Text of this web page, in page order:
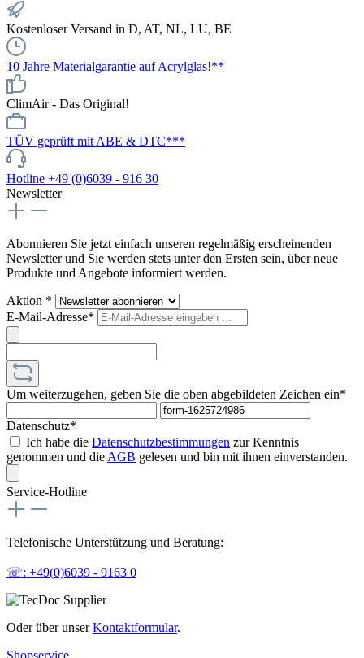
Kostenloser Versand in D, AT, NL, LU, BE
10 Jahre Materialgarantie auf Acrylglas!**
ClimAir - Das Original!
TÜV geprüft mit ABE & DTC***
Hotline +49 (0)6039 - 916 30
Newsletter
Abonnieren Sie jetzt einfach unseren regelmäßig erscheinenden
Newsletter und Sie werden stets unter den Ersten sein, über neue
Produkte und Angebote informiert werden.
Aktion *
E-Mail-Adresse*
Um weiterzugehen, geben Sie die oben abgebildeten Zeichen ein*
Datenschutz*
Ich habe die Datenschutzbestimmungen zur Kenntnis
genommen und die AGB gelesen und bin mit ihnen einverstanden.
Service-Hotline
Telefonische Unterstützung und Beratung:
☏: +49(0)6039 - 9163 0
Oder über unserKontaktformular.
Shopservice